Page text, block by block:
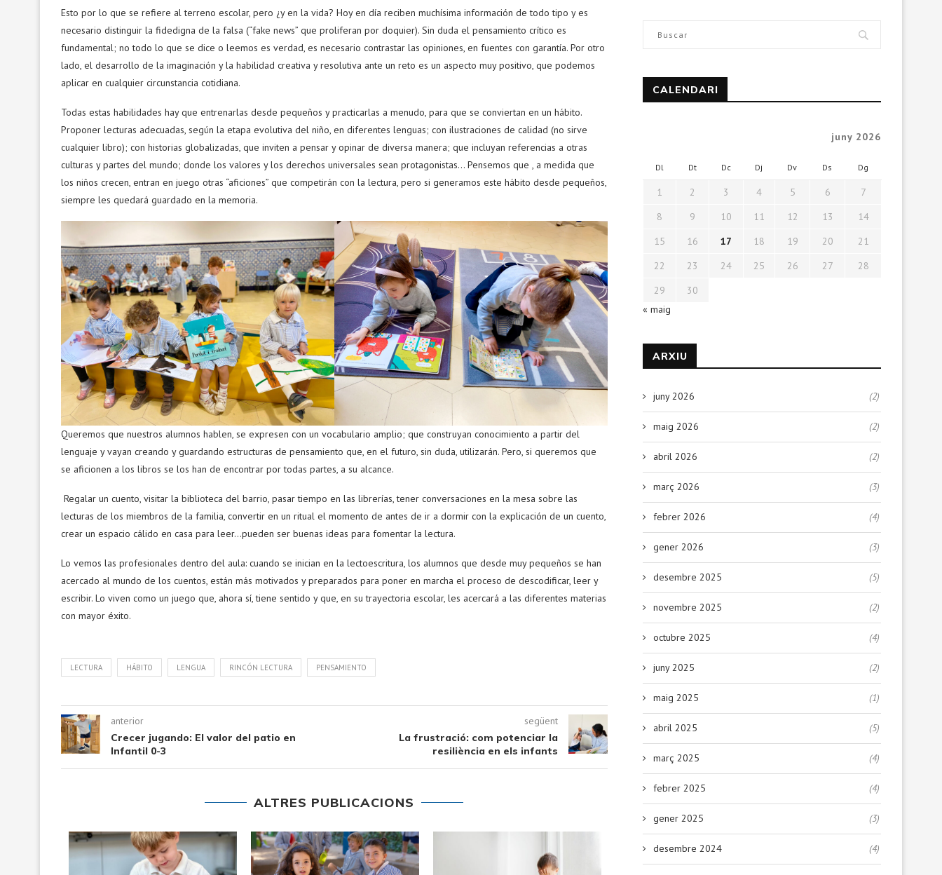
Esto por lo que se refiere al terreno escolar, pero ¿y en la vida? Hoy en día reciben muchísima información de todo tipo y es
necesario distinguir la fidedigna de la falsa (“fake news” que proliferan por doquier). Sin duda el pensamiento crítico es
fundamental; no todo lo que se dice o leemos es verdad, es necesario contrastar las opiniones, en fuentes con garantía. Por otro
lado, el desarrollo de la imaginación y la habilidad creativa y resolutiva ante un reto es un aspecto muy positivo, que podemos
aplicar en cualquier circunstancia cotidiana.
Todas estas habilidades hay que entrenarlas desde pequeños y practicarlas a menudo, para que se conviertan en un hábito.
Proponer lecturas adecuadas, según la etapa evolutiva del niño, en diferentes lenguas; con ilustraciones de calidad (no sirve
cualquier libro); con historias globalizadas, que inviten a pensar y opinar de diversa manera; que incluyan referencias a otras
culturas y partes del mundo; donde los valores y los derechos universales sean protagonistas… Pensemos que , a medida que
los niños crecen, entran en juego otras “aficiones” que competirán con la lectura, pero si generamos este hábito desde pequeños,
siempre les quedará guardado en la memoria.
Queremos que nuestros alumnos hablen, se expresen con un vocabulario amplio; que construyan conocimiento a partir del
lenguaje y vayan creando y guardando estructuras de pensamiento que, en el futuro, sin duda, utilizarán. Pero, si queremos que
se aficionen a los libros se los han de encontrar por todas partes, a su alcance.
Regalar un cuento, visitar la biblioteca del barrio, pasar tiempo en las librerías, tener conversaciones en la mesa sobre las
lecturas de los miembros de la familia, convertir en un ritual el momento de antes de ir a dormir con la explicación de un cuento,
crear un espacio cálido en casa para leer…pueden ser buenas ideas para fomentar la lectura.
Lo vemos las profesionales dentro del aula: cuando se inician en la lectoescritura, los alumnos que desde muy pequeños se han
acercado al mundo de los cuentos, están más motivados y preparados para poner en marcha el proceso de descodificar, leer y
escribir. Lo viven como un juego que, ahora sí, tiene sentido y que, en su trayectoria escolar, les acercará a las diferentes materias
con mayor éxito.
LECTURA HÁBITO LENGUA RINCÓN LECTURA PENSAMIENTO
anterior
Crecer jugando: El valor del patio en
Infantil 0-3
següent
La frustració: com potenciar la
resiliència en els infants
ALTRES PUBLICACIONS
CALENDARI
juny 2026
Dl Dt Dc Dj Dv Ds Dg
1 2 3 4 5 6
7
8
9 10 11 12 13
14
15
16 17 18 19 20
21
22
23 24 25 26 27
28
29
30
« maig
ARXIU
juny 2026 (2)
maig 2026 (2)
abril 2026 (2)
març 2026 (3)
febrer 2026 (4)
gener 2026 (3)
desembre 2025 (5)
novembre 2025 (2)
octubre 2025 (4)
juny 2025 (2)
maig 2025 (1)
abril 2025 (5)
març 2025 (4)
febrer 2025 (4)
gener 2025 (3)
desembre 2024 (4)